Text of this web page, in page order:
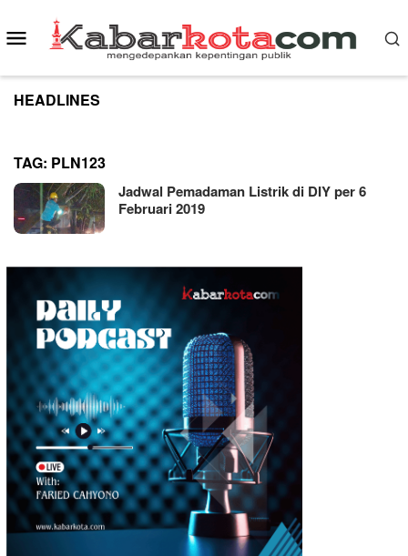
to
content
Mobile
Menu
HEADLINES
TAG: PLN123
Jadwal Pemadaman Listrik di DIY per 6
Februari 2019